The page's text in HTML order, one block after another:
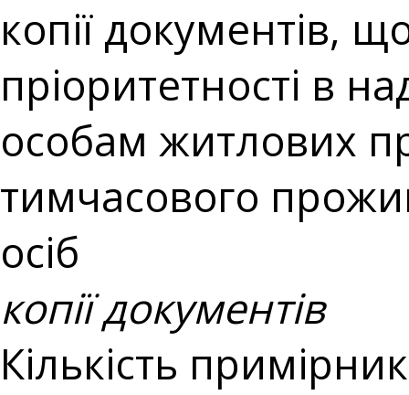
копії документів,
пріоритетності в
особам житлових
тимчасового
осіб
копії документів
Кількість